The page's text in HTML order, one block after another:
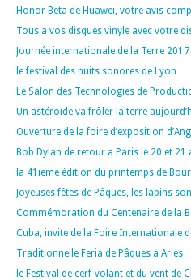
Honor Beta de Huawei, votre avis
Tous a vos disques vinyle avec votre
Journée internationale de la Terre 2017
le festival des nuits sonores de Lyon
Le Salon des Technologies de
Un astéroïde va frôler la terre
Ouverture de la foire d’exposition
Bob Dylan de retour a Paris le 20 et 21
la 41ieme édition du printemps de
Joyeuses fêtes de Pâques, les lapins
Commémoration du Centenaire de la
Cuba, invite de la Foire Internationale
Traditionnelle Feria de Pâques a Arles
le Festival de cerf-volant et du vent de